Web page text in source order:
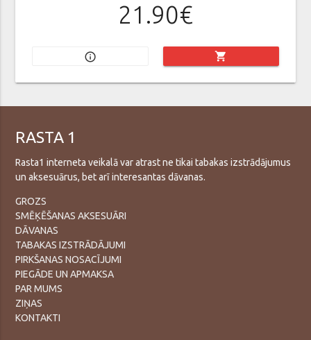
21.90€
info_outline shopping_cart
RASTA 1
Rasta1 interneta veikalā var atrast ne tikai tabakas izstrādājumus
un aksesuārus, bet arī interesantas dāvanas.
GROZS
SMĒĶĒŠANAS AKSESUĀRI
DĀVANAS
TABAKAS IZSTRĀDĀJUMI
PIRKŠANAS NOSACĪJUMI
PIEGĀDE UN APMAKSA
PAR MUMS
ZIŅAS
KONTAKTI